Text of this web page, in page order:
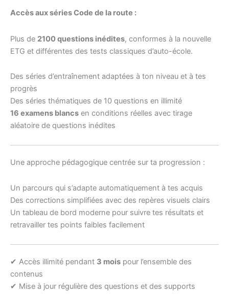
Accès aux séries Code de la route :
Plus de 2100 questions inédites, conformes à la nouvelle
ETG et différentes des tests classiques d’auto-école.
Des séries d’entraînement adaptées à ton niveau et à tes
progrès
Des séries thématiques de 10 questions en illimité
16 examens blancs en conditions réelles avec tirage
aléatoire de questions inédites
Une approche pédagogique centrée sur ta progression :
Un parcours qui s’adapte automatiquement à tes acquis
Des corrections simplifiées avec des repères visuels clairs
Un tableau de bord moderne pour suivre tes résultats et
retravailler tes points faibles facilement
✔ Accès illimité pendant 3 mois pour l’ensemble des
contenus
✔ Mise à jour régulière des questions et des supports